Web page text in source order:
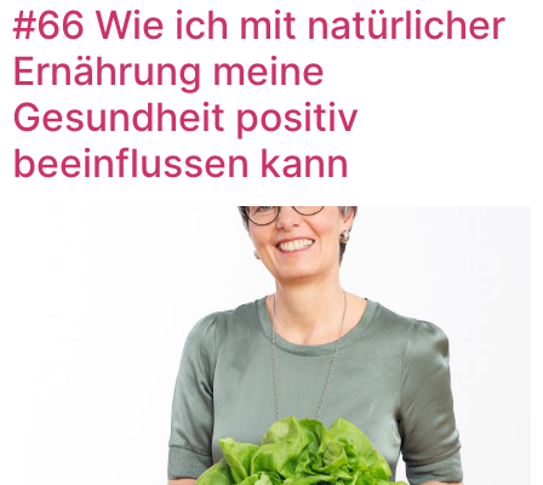
#66 Wie ich mit natürlicher
Ernährung meine
Gesundheit positiv
beeinflussen kann